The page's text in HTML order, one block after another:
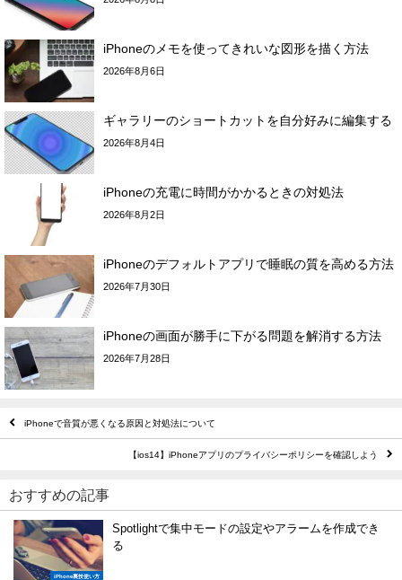
iPhoneのメモを使ってきれいな図形を描く方法
2026年8月6日
ギャラリーのショートカットを自分好みに編集する
2026年8月4日
iPhoneの充電に時間がかかるときの対処法
2026年8月2日
iPhoneのデフォルトアプリで睡眠の質を高める方法
2026年7月30日
iPhoneの画面が勝手に下がる問題を解消する方法
2026年7月28日
iPhoneで音質が悪くなる原因と対処法について
【ios14】iPhoneアプリのプライバシーポリシーを確認しよう
おすすめの記事
iPhone裏技使い方
Spotlightで集中モードの設定やアラームを作成でき
る